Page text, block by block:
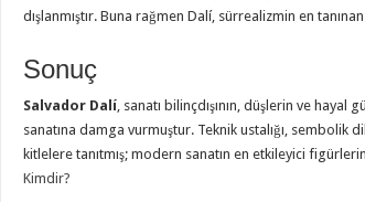
dışlanmıştır. Buna rağmen Dalí, sürrealizmin en
Sonuç
Salvador Dalí , sanatı bilinçdışının, düşlerin ve hayal
sanatına damga vurmuştur. Teknik ustalığı, sembolik
kitlelere tanıtmış; modern sanatın en etkileyici
Kimdir?